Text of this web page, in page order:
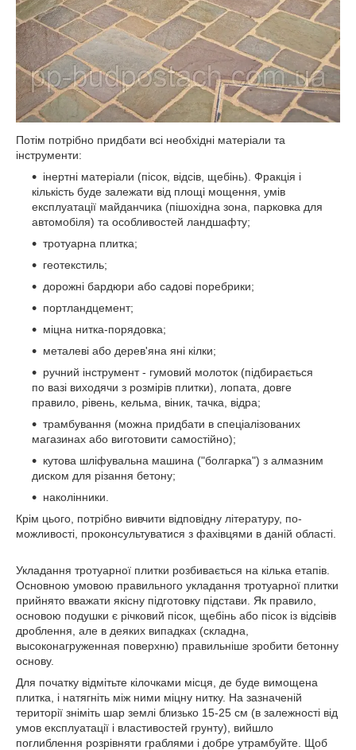
Потім потрібно придбати всі необхідні матеріали та
інструменти:
інертні матеріали (пісок, відсів, щебінь). Фракція і
кількість буде залежати від площі мощення, умів
експлуатації майданчика (пішохідна зона, парковка для
автомобіля) та особливостей ландшафту;
тротуарна плитка;
геотекстиль;
дорожні бардюри або садові поребрики;
портландцемент;
міцна нитка-порядовка;
металеві або дерев'яна яні кілки;
ручний інструмент - гумовий молоток (підбирається
по вазі виходячи з розмірів плитки), лопата, довге
правило, рівень, кельма, віник, тачка, відра;
трамбування (можна придбати в спеціалізованих
магазинах або виготовити самостійно);
кутова шліфувальна машина ("болгарка") з алмазним
диском для різання бетону;
наколінники.
Крім цього, потрібно вивчити відповідну літературу, по-
можливості, проконсультуватися з фахівцями в даній області.
Укладання тротуарної плитки розбивається на кілька етапів.
Основною умовою правильного укладання тротуарної плитки
прийнято вважати якісну підготовку підстави. Як правило,
основою подушки є річковий пісок, щебінь або пісок із відсівів
дроблення, але в деяких випадках (складна,
высоконагруженная поверхню) правильніше зробити бетонну
основу.
Для початку відмітьте кілочками місця, де буде вимощена
плитка, і натягніть між ними міцну нитку. На зазначеній
території зніміть шар землі близько 15-25 см (в залежності від
умов експлуатації і властивостей грунту), вийшло
поглиблення розрівняти граблями і добре утрамбуйте. Щоб